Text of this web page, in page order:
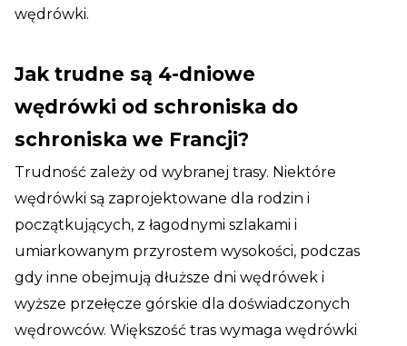
wędrówki.
Jak trudne są 4-dniowe
wędrówki od schroniska do
schroniska we Francji?
Trudność zależy od wybranej trasy. Niektóre
wędrówki są zaprojektowane dla rodzin i
początkujących, z łagodnymi szlakami i
umiarkowanym przyrostem wysokości, podczas
gdy inne obejmują dłuższe dni wędrówek i
wyższe przełęcze górskie dla doświadczonych
wędrowców. Większość tras wymaga wędrówki